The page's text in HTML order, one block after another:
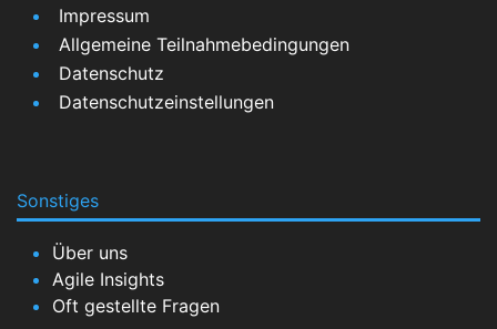
Impressum
Allgemeine Teilnahmebedingungen
Datenschutz
Datenschutzeinstellungen
Sonstiges
Über uns
Agile Insights
Oft gestellte Fragen